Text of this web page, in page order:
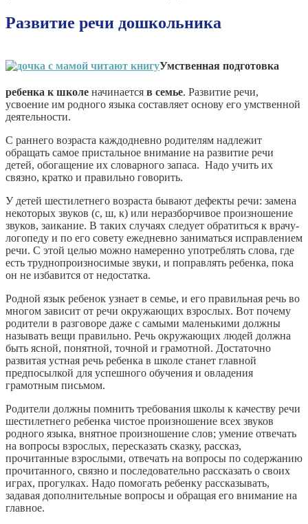
Развитие речи дошкольника
Умственная подготовка
ребенка к школе начинается в семье. Развитие речи,
усвоение им родного языка составляет основу его умственной
деятельности.
С раннего возраста каждодневно родителям надлежит
обращать самое пристальное внимание на развитие речи
детей, обогащение их словарного запаса. Надо учить их
связно, кратко и правильно говорить.
У детей шестилетнего возраста бывают дефекты речи: замена
некоторых звуков (с, ш, к) или неразборчивое произношение
звуков, заикание. В таких случаях следует обратиться к врачу-
логопеду и по его совету ежедневно заниматься исправлением
речи. С этой целью можно намеренно употреблять слова, где
есть труднопроизносимые звуки, и поправлять ребенка, пока
он не избавится от недостатка.
Родной язык ребенок узнает в семье, и его правильная речь во
многом зависит от речи окружающих взрослых. Вот почему
родители в разговоре даже с самыми маленькими должны
называть вещи правильно. Речь окружающих людей должна
быть ясной, понятной, точной и грамотной. Достаточно
развитая устная речь ребенка в школе станет главной
предпосылкой для успешного обучения и овладения
грамотным письмом.
Родители должны помнить требования школы к качеству речи
шестилетнего ребенка чистое произношение всех звуков
родного языка, внятное произношение слов; умение отвечать
на вопросы взрослых, пересказать сказку, рассказ,
прочитанные взрослыми, отвечать на вопросы по содержанию
прочитанного, связно и последовательно рассказать о своих
играх, прогулках. Надо помогать ребенку рассказывать,
задавая дополнительные вопросы и обращая его внимание на
главное.